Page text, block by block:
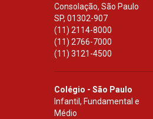
Consolação, São Paulo
SP, 01302-907
(11) 2114-8000
(11) 2766-7000
(11) 3121-4500
Colégio - São Paulo
Infantil, Fundamental e
Médio